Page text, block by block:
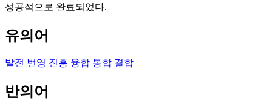
성공적으로 완료되었다.
유의어
발전 번영 진흥 융합 통합 결합
반의어